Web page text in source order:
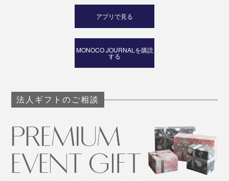
アプリで見る
MONOCO JOURNALを購読
する
法人ギフトのご相談